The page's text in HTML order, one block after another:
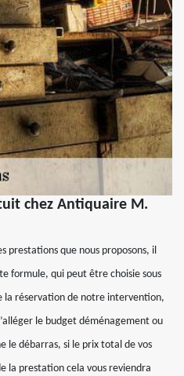
chez Antiquaire M.
prestations que nous proposons, il
formule, qui peut être choisie sous
la réservation de notre intervention,
le budget déménagement ou
le débarras, si le prix total de vos
la prestation cela vous reviendra